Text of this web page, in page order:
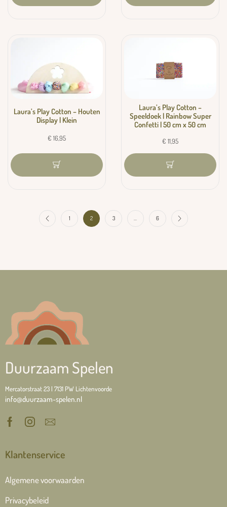
Laura’s Play Cotton – Houten
Display | Klein
€ 16,95
Laura’s Play Cotton –
Speeldoek | Rainbow Super
Confetti | 50 cm x 50 cm
€ 11,95
1 2 3 … 6
Duurzaam Spelen
Mercatorstraat 23 | 7131 PW Lichtenvoorde
info@duurzaam-spelen.nl
Klantenservice
Algemene voorwaarden
Privacybeleid